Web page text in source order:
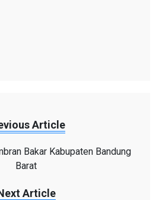
Article
Bakar Kabupaten Bandung
Barat
Article